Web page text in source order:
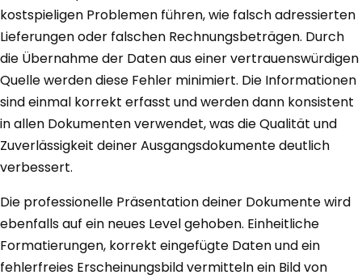
kostspieligen Problemen führen, wie falsch adressierten
Lieferungen oder falschen Rechnungsbeträgen. Durch
die Übernahme der Daten aus einer vertrauenswürdigen
Quelle werden diese Fehler minimiert. Die Informationen
sind einmal korrekt erfasst und werden dann konsistent
in allen Dokumenten verwendet, was die Qualität und
Zuverlässigkeit deiner Ausgangsdokumente deutlich
verbessert.
Die professionelle Präsentation deiner Dokumente wird
ebenfalls auf ein neues Level gehoben. Einheitliche
Formatierungen, korrekt eingefügte Daten und ein
fehlerfreies Erscheinungsbild vermitteln ein Bild von